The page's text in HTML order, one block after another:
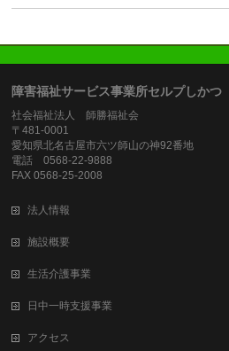
障害福祉サービス事業所セルプしかつ
社会福祉法人 師勝福祉会
〒481-0001
愛知県北名古屋市六ツ師山の神92番地
電話 0568-22-9888
FAX 0568-25-2008
法人情報
施設概要
生活介護事業
日中一時支援事業
アクセス